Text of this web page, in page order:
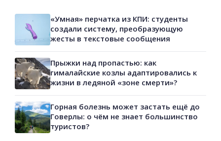
«Умная» перчатка из КПИ: студенты
создали систему, преобразующую
жесты в текстовые сообщения
Прыжки над пропастью: как
гималайские козлы адаптировались к
жизни в ледяной «зоне смерти»?
Горная болезнь может застать ещё до
Говерлы: о чём не знает большинство
туристов?